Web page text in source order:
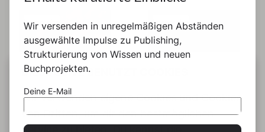
Leseprobe Leseprobe
DIESE SEITE BENUTZT COOKIES
Wir verwenden eigene Cookies und Cookies
von Dritten, um dir den bestmöglichen
Service zu bieten. Du kannst die
Wir versenden in unregelmäßigen Abständen
ausgewählte Impulse zu Publishing,
Strukturierung von Wissen und neuen
Buchprojekten.
Deine E-Mail